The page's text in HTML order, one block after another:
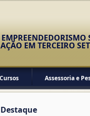
EM TERCEIRO
Cursos Assessoria e